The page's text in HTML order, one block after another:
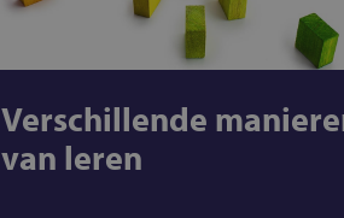
Verschillende
van leren